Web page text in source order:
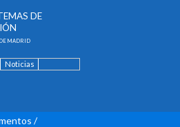
DE
MADRID
Noticias
/